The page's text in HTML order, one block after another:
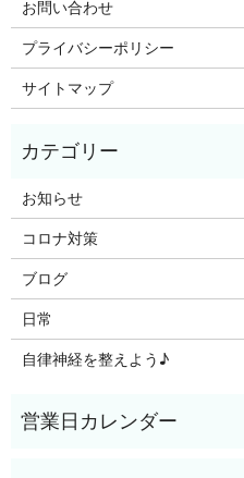
お問い合わせ
プライバシーポリシー
サイトマップ
お知らせ
コロナ対策
ブログ
日常
自律神経を整えよう♪